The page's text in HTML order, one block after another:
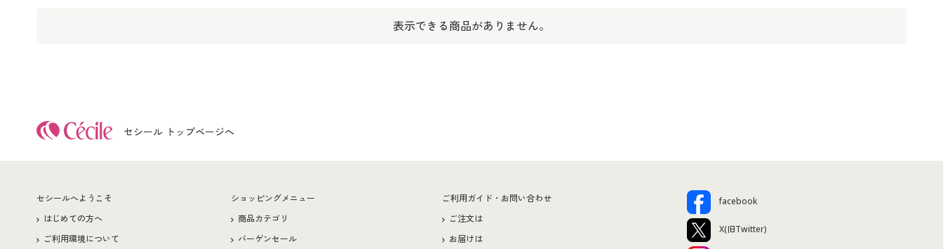
表示できる商品がありません。
セシール トップページへ
セシールへようこそ
はじめての方へ
ご利用環境について
ショッピングメニュー
商品カテゴリ
バーゲンセール
ご利用ガイド・お問い合わせ
ご注文は
お届けは
facebook
X(旧Twitter)